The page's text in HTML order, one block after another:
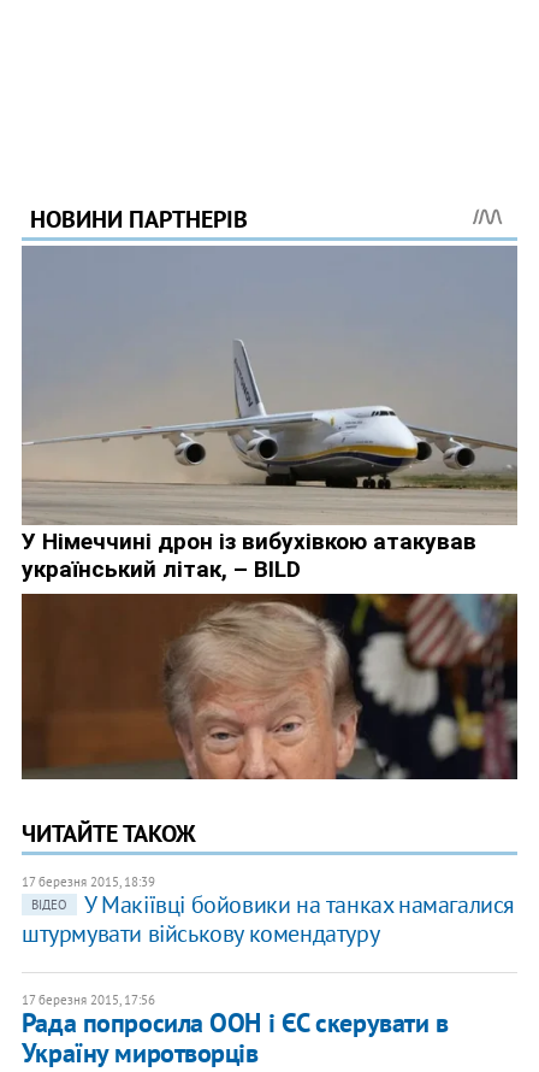
ЧИТАЙТЕ ТАКОЖ
17 березня 2015, 18:39
ВІДЕО
У Макіївці бойовики на танках намагалися
штурмувати військову комендатуру
17 березня 2015, 17:56
Рада попросила ООН і ЄС скерувати в
Україну миротворців